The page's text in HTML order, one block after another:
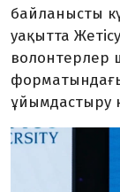
байланысты
уақытта
волонтерлер
ұйымдастыру